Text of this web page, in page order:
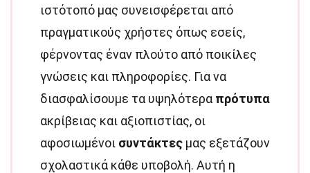
ιστότοπό μας συνεισφέρεται από
πραγματικούς χρήστες όπως εσείς,
φέρνοντας έναν πλούτο από ποικίλες
γνώσεις και πληροφορίες. Για να
διασφαλίσουμε τα υψηλότερα πρότυπα
ακρίβειας και αξιοπιστίας, οι
αφοσιωμένοι συντάκτες μας εξετάζουν
σχολαστικά κάθε υποβολή. Αυτή η